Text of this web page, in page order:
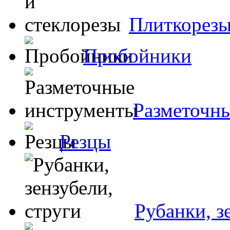
Пробойники
Резцы
Рубанки,